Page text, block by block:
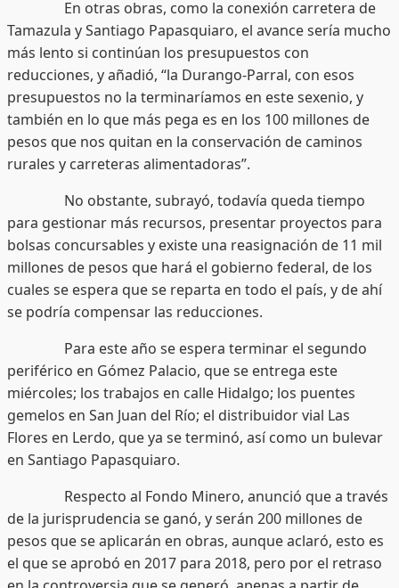
En otras obras, como la conexión carretera de
Tamazula y Santiago Papasquiaro, el avance sería mucho
más lento si continúan los presupuestos con
reducciones, y añadió, “la Durango-Parral, con esos
presupuestos no la terminaríamos en este sexenio, y
también en lo que más pega es en los 100 millones de
pesos que nos quitan en la conservación de caminos
rurales y carreteras alimentadoras”.
No obstante, subrayó, todavía queda tiempo
para gestionar más recursos, presentar proyectos para
bolsas concursables y existe una reasignación de 11 mil
millones de pesos que hará el gobierno federal, de los
cuales se espera que se reparta en todo el país, y de ahí
se podría compensar las reducciones.
Para este año se espera terminar el segundo
periférico en Gómez Palacio, que se entrega este
miércoles; los trabajos en calle Hidalgo; los puentes
gemelos en San Juan del Río; el distribuidor vial Las
Flores en Lerdo, que ya se terminó, así como un bulevar
en Santiago Papasquiaro.
Respecto al Fondo Minero, anunció que a través
de la jurisprudencia se ganó, y serán 200 millones de
pesos que se aplicarán en obras, aunque aclaró, esto es
el que se aprobó en 2017 para 2018, pero por el retraso